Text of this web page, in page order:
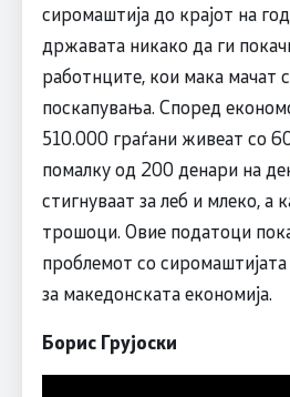
сиромаштија до крајот на
државата никако да ги
работнците, кои мака мачат
поскапувања. Според
510.000 граѓани живеат со
помалку од 200 денари на
стигнуваат за леб и млеко, а
трошоци. Овие податоци
проблемот со
за македонската економија.
Борис Грујоски